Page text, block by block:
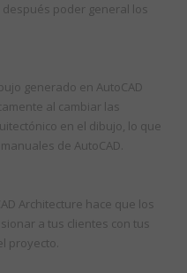
poder general los
generado en AutoCAD
al cambiar las
en el dibujo, lo que
de AutoCAD.
Architecture hace que los
a tus clientes con tus
proyecto.